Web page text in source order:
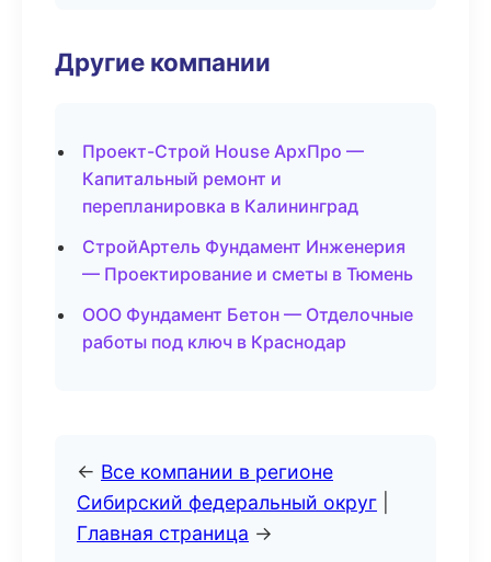
Другие компании
Проект-Строй House АрхПро —
Капитальный ремонт и
перепланировка в Калининград
СтройАртель Фундамент Инженерия
— Проектирование и сметы в Тюмень
ООО Фундамент Бетон — Отделочные
работы под ключ в Краснодар
← Все компании в регионе
Сибирский федеральный округ
Главная страница →